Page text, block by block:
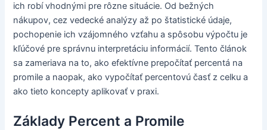
ich robí vhodnými pre rôzne situácie. Od bežných
nákupov, cez vedecké analýzy až po štatistické údaje,
pochopenie ich vzájomného vzťahu a spôsobu výpočtu je
kľúčové pre správnu interpretáciu informácií. Tento článok
sa zameriava na to, ako efektívne prepočítať percentá na
promile a naopak, ako vypočítať percentovú časť z celku a
ako tieto koncepty aplikovať v praxi.
Základy Percent a Promile